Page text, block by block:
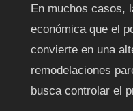
En muchos casos,
económica que el
convierte en una
remodelaciones
busca controlar el